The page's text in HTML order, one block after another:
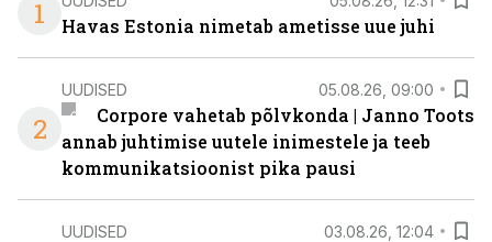
1
Havas Estonia nimetab ametisse uue juhi
2
UUDISED 05.08.26, 09:00
Corpore vahetab põlvkonda | Janno Toots
annab juhtimise uutele inimestele ja teeb
kommunikatsioonist pika pausi
UUDISED 03.08.26, 12:04